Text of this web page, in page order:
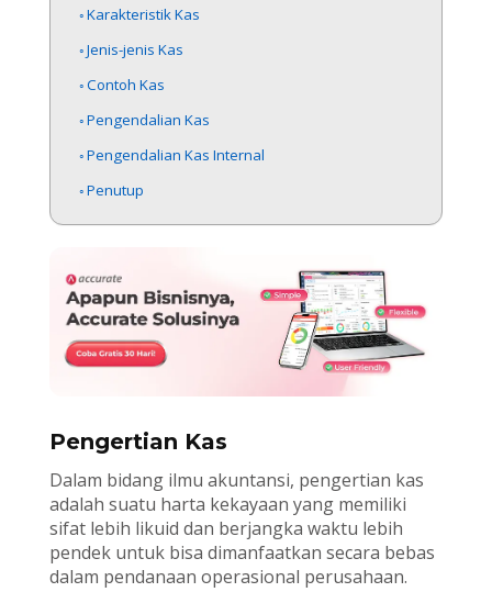
Karakteristik Kas
Jenis-jenis Kas
Contoh Kas
Pengendalian Kas
Pengendalian Kas Internal
Penutup
Pengertian Kas
Dalam bidang ilmu akuntansi, pengertian kas
adalah suatu harta kekayaan yang memiliki
sifat lebih likuid dan berjangka waktu lebih
pendek untuk bisa dimanfaatkan secara bebas
dalam pendanaan operasional perusahaan.